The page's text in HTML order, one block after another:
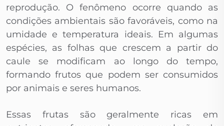
reprodução. O fenômeno ocorre quando as
condições ambientais são favoráveis, como na
umidade e temperatura ideais. Em algumas
espécies, as folhas que crescem a partir do
caule se modificam ao longo do tempo,
formando frutos que podem ser consumidos
por animais e seres humanos.
Essas frutas são geralmente ricas em